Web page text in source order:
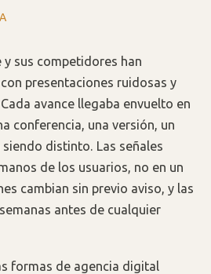
y sus competidores han
presentaciones ruidosas y
avance llegaba envuelto en
conferencia, una versión, un
distinto. Las señales
de los usuarios, no en un
cambian sin previo aviso, y las
antes de cualquier
formas de agencia digital